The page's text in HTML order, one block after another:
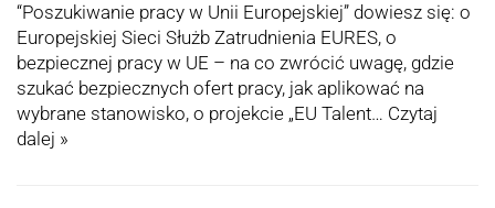
“Poszukiwanie pracy w Unii Europejskiej” dowiesz się: o
Europejskiej Sieci Służb Zatrudnienia EURES, o
bezpiecznej pracy w UE – na co zwrócić uwagę, gdzie
szukać bezpiecznych ofert pracy, jak aplikować na
wybrane stanowisko, o projekcie „EU Talent… Czytaj
dalej »